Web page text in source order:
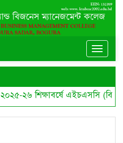
Toggle
২০২৫-২৬ শিক্ষাবর্ষে এইচএসসি